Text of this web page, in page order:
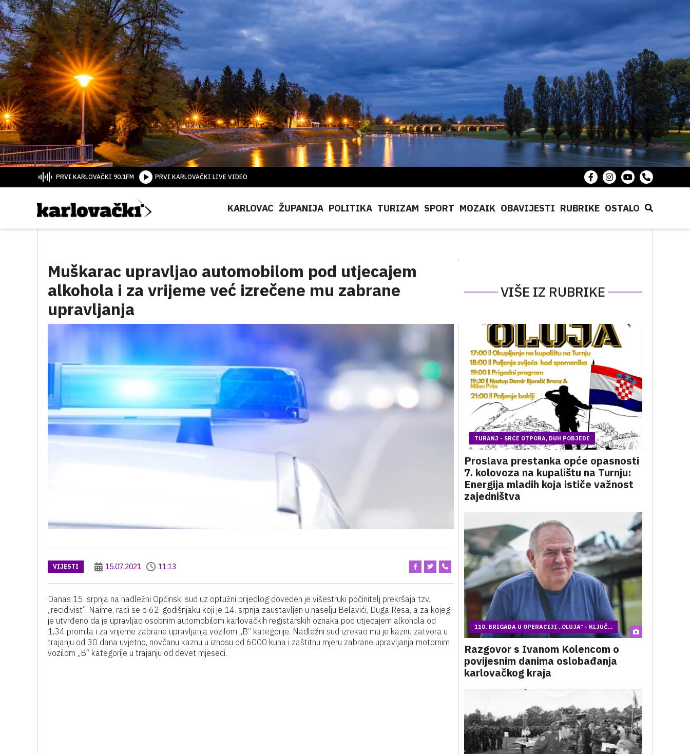
PRVI KARLOVAČKI 90.1FM PRVI KARLOVAČKI LIVE VIDEO
KARLOVAC ŽUPANIJA POLITIKA TURIZAM SPORT MOZAIK OBAVIJESTI RUBRIKE OSTALO
Muškarac upravljao automobilom pod utjecajem
alkohola i za vrijeme već izrečene mu zabrane
upravljanja
VIŠE IZ RUBRIKE
VIJESTI 15.07.2021 11:13
Danas 15. srpnja na nadležni Općinski sud uz optužni prijedlog doveden je višestruki počinitelj prekršaja tzv.
„recidivist“. Naime, radi se o 62-godišnjaku koji je 14. srpnja zaustavljen u naselju Belavići, Duga Resa, a za kojeg
je utvrđeno da je upravljao osobnim automobilom karlovačkih registarskih oznaka pod utjecajem alkohola od
1,34 promila i za vrijeme zabrane upravljanja vozilom „B“ kategorije. Nadležni sud izrekao mu je kaznu zatvora u
trajanju od 30 dana uvjetno, novčanu kaznu u iznosu od 6000 kuna i zaštitnu mjeru zabrane upravljanja motornim
vozilom „B“ kategorije u trajanju od devet mjeseci.
TURANJ - SRCE OTPORA, DUH POBJEDE
Proslava prestanka opće opasnosti
7. kolovoza na kupalištu na Turnju:
Energija mladih koja ističe važnost
zajedništva
110. BRIGADA U OPERACIJI „OLUJA“ - KLJUČ...
Razgovor s Ivanom Kolencom o
povijesnim danima oslobađanja
karlovačkog kraja